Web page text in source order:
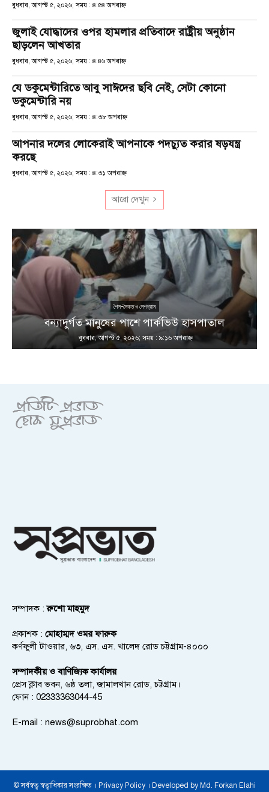
বুধবার, আগস্ট ৫, ২০২৬; সময় : ৪:৫৪ অপরাহ্ণ
জুলাই যোদ্ধাদের ওপর হামলার প্রতিবাদে রাষ্ট্রীয় অনুষ্ঠান
ছাড়লেন আখতার
বুধবার, আগস্ট ৫, ২০২৬; সময় : ৪:৪৬ অপরাহ্ণ
যে ডকুমেন্টারিতে আবু সাঈদের ছবি নেই, সেটা কোনো
ডকুমেন্টারি নয়
বুধবার, আগস্ট ৫, ২০২৬; সময় : ৪:৩৮ অপরাহ্ণ
আপনার দলের লোকেরাই আপনাকে পদচ্যুত করার ষড়যন্ত্র
করছে
বুধবার, আগস্ট ৫, ২০২৬; সময় : ৪:৩১ অপরাহ্ণ
আরো দেখুন
শৈল-সৈকত ও দেশগ্রাম
বন্যাদুর্গত মানুষের পাশে পার্কভিউ হাসপাতাল
বুধবার, আগস্ট ৫, ২০২৬; সময় : ৯:১৬ অপরাহ্ণ
সম্পাদক :রুশো মাহমুদ
প্রকাশক : মোহাম্মদ ওমর ফারুক
কর্ণফুলী টাওয়ার, ৬৩, এস. এস. খালেদ রোড চট্টগ্রাম-৪০০০
সম্পাদকীয় ও বাণিজ্যিক কার্যালয়
প্রেস ক্লাব ভবন, ৬ষ্ঠ তলা, জামালখান রোড, চট্টগ্রাম।
ফোন : 02333363044-45
E-mail : news@suprobhat.com
© সর্বস্বত্ব স্বত্বাধিকার সংরক্ষিত । Privacy Policy । Developed by Md. Forkan Elahi